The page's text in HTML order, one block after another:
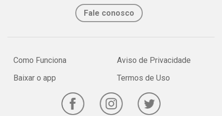
• As provas de que correr só faz bem: Protege o coração, Retarda
os efeitos do envelhecimento, Controla a ansiedade.
• Filhos: Aprenda a lidar com as mentiras das crianças.
Fale conosco
Como Funciona
Baixar o app
Aviso de Privacidade
Termos de Uso